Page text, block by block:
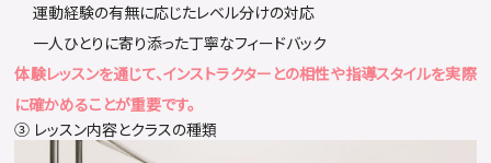
運動経験の有無に応じたレベル分けの対応
一人ひとりに寄り添った丁寧なフィードバック
体験レッスンを通じて、インストラクターとの相性や指導スタイルを実際
に確かめることが重要です。
③ レッスン内容とクラスの種類